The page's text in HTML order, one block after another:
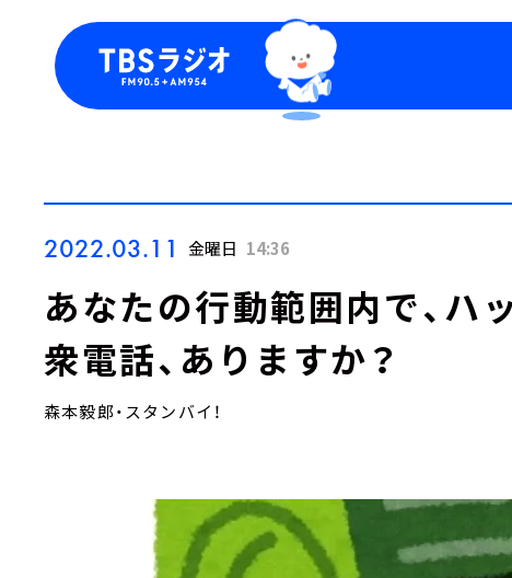
2022.03.11 金曜日 14:36
あなたの行動範囲内で、ハ
衆電話、ありますか？
森本毅郎・スタンバイ！